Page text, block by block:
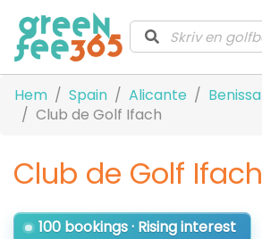
Hem Spain Alicante
Benissa
Club de Golf Ifach
Club de Golf Ifach
100 bookings · Rising interest